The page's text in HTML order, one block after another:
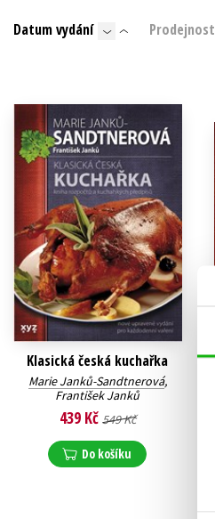
Beletrie pro děti
Byznys a ekonomie
Datum vydání Prodejnost
Klasická česká kuchařka
Marie Janků-Sandtnerová,
František Janků
439 Kč 549 Kč
Do košíku